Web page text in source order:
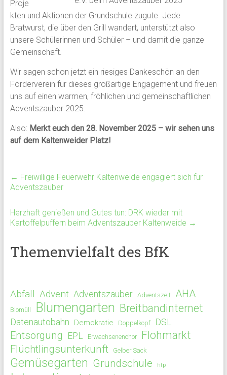
Proje
kten und Aktionen der Grundschule zugute. Jede
Bratwurst, die über den Grill wandert, unterstützt also
unsere Schülerinnen und Schüler – und damit die ganze
Gemeinschaft.
Wir sagen schon jetzt ein riesiges Dankeschön an den
Förderverein für dieses großartige Engagement und freuen
uns auf einen warmen, fröhlichen und gemeinschaftlichen
Adventszauber 2025.
Also: Merkt euch den 28. November 2025 – wir sehen uns
auf dem Kaltenweider Platz!
← Freiwillige Feuerwehr Kaltenweide engagiert sich für
Adventszauber
Herzhaft genießen und Gutes tun: DRK wieder mit
Kartoffelpuffern beim Adventszauber Kaltenweide →
Themenvielfalt des BfK
Abfall Advent Adventszauber Adventszeit AHA
Biomüll Blumengarten Breitbandinternet
Datenautobahn Demokratie Doppelkopf DSL
Entsorgung EPL Erwachsenenchor Flohmarkt
Flüchtlingsunterkunft Gelber Sack
Gemüsegarten Grundschule htp